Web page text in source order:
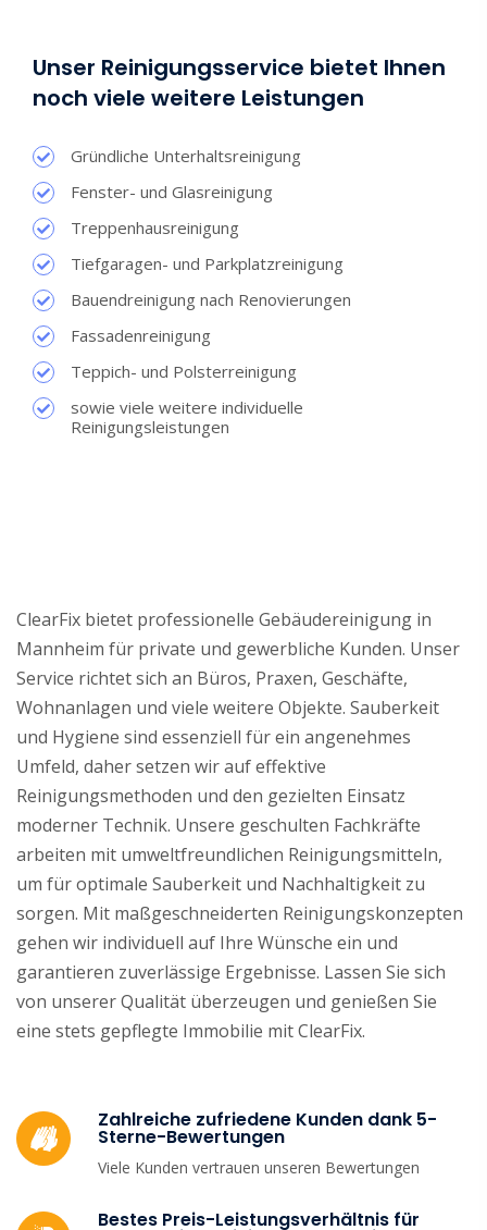
Unser Reinigungsservice bietet Ihnen
noch viele weitere Leistungen
Gründliche Unterhaltsreinigung
Fenster- und Glasreinigung
Treppenhausreinigung
Tiefgaragen- und Parkplatzreinigung
Bauendreinigung nach Renovierungen
Fassadenreinigung
Teppich- und Polsterreinigung
sowie viele weitere individuelle
Reinigungsleistungen
ClearFix bietet professionelle Gebäudereinigung in
Mannheim für private und gewerbliche Kunden. Unser
Service richtet sich an Büros, Praxen, Geschäfte,
Wohnanlagen und viele weitere Objekte. Sauberkeit
und Hygiene sind essenziell für ein angenehmes
Umfeld, daher setzen wir auf effektive
Reinigungsmethoden und den gezielten Einsatz
moderner Technik. Unsere geschulten Fachkräfte
arbeiten mit umweltfreundlichen Reinigungsmitteln,
um für optimale Sauberkeit und Nachhaltigkeit zu
sorgen. Mit maßgeschneiderten Reinigungskonzepten
gehen wir individuell auf Ihre Wünsche ein und
garantieren zuverlässige Ergebnisse. Lassen Sie sich
von unserer Qualität überzeugen und genießen Sie
eine stets gepflegte Immobilie mit ClearFix.
Zahlreiche zufriedene Kunden dank 5-
Sterne-Bewertungen
Viele Kunden vertrauen unseren Bewertungen
Bestes Preis-Leistungsverhältnis für